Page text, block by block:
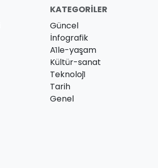
KATEGORILER
Güncel
İnfografik
Ai̇le-yaşam
Kültür-sanat
Teknoloji̇
Tarih
Genel